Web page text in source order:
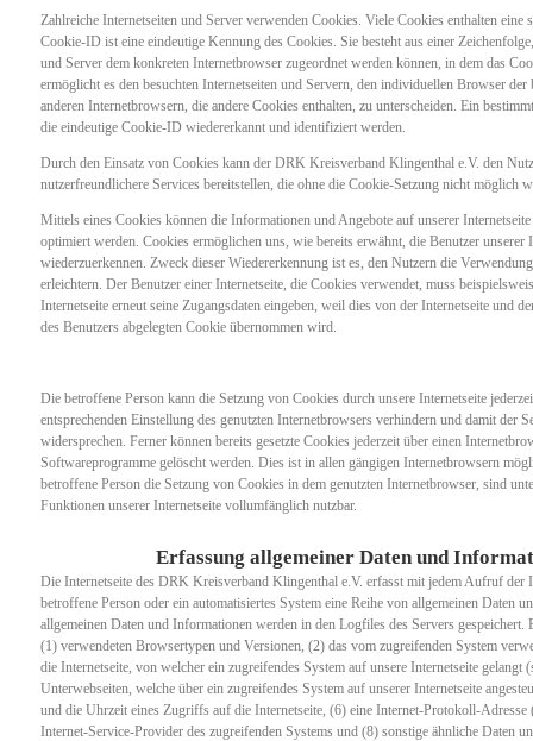
Zahlreiche Internetseiten und Server verwenden Cookies. Viele Cookies enthalten eine
Cookie-ID ist eine eindeutige Kennung des Cookies. Sie besteht aus einer
und Server dem konkreten Internetbrowser zugeordnet werden können, in dem das
ermöglicht es den besuchten Internetseiten und Servern, den individuellen Browser
anderen Internetbrowsern, die andere Cookies enthalten, zu unterscheiden. Ein
die eindeutige Cookie-ID wiedererkannt und identifiziert werden.
Durch den Einsatz von Cookies kann der DRK Kreisverband Klingenthal e.V. den
nutzerfreundlichere Services bereitstellen, die ohne die Cookie-Setzung nicht möglich
Mittels eines Cookies können die Informationen und Angebote auf unserer
optimiert werden. Cookies ermöglichen uns, wie bereits erwähnt, die Benutzer unserer
wiederzuerkennen. Zweck dieser Wiedererkennung ist es, den Nutzern die
erleichtern. Der Benutzer einer Internetseite, die Cookies verwendet, muss
Internetseite erneut seine Zugangsdaten eingeben, weil dies von der Internetseite und
des Benutzers abgelegten Cookie übernommen wird.
Die betroffene Person kann die Setzung von Cookies durch unsere Internetseite
entsprechenden Einstellung des genutzten Internetbrowsers verhindern und damit der
widersprechen. Ferner können bereits gesetzte Cookies jederzeit über einen
Softwareprogramme gelöscht werden. Dies ist in allen gängigen Internetbrowsern
betroffene Person die Setzung von Cookies in dem genutzten Internetbrowser, sind
Funktionen unserer Internetseite vollumfänglich nutzbar.
Erfassung allgemeiner Daten und
Die Internetseite des DRK Kreisverband Klingenthal e.V. erfasst mit jedem Aufruf der
betroffene Person oder ein automatisiertes System eine Reihe von allgemeinen Daten
allgemeinen Daten und Informationen werden in den Logfiles des Servers gespeichert.
(1) verwendeten Browsertypen und Versionen, (2) das vom zugreifenden System
die Internetseite, von welcher ein zugreifendes System auf unsere Internetseite gelangt
Unterwebseiten, welche über ein zugreifendes System auf unserer Internetseite
und die Uhrzeit eines Zugriffs auf die Internetseite, (6) eine Internet-Protokoll-
Internet-Service-Provider des zugreifenden Systems und (8) sonstige ähnliche Daten